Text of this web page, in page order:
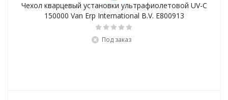
Чехол кварцевый установки ультрафиолетовой UV-C
150000 Van Erp International B.V. E800913
Под заказ